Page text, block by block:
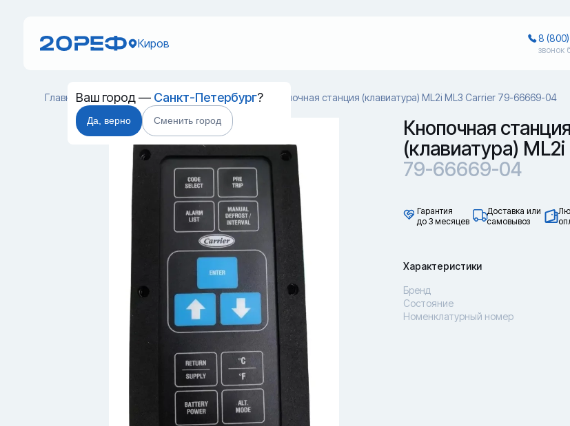
Киров
Ваш город — Санкт-Петербург?
Да, верно Сменить город
8
звонок
Главная Каталог Запчасти для контейнеров Кнопочная станция (клавиатура) ML2i ML3 Carrier 79-66669-04
Кнопочная станция
(клавиатура)
79-66669-04
Гарантия
до 3 месяцев
Доставка или
самовывоз
Характеристики
Бренд
Состояние
Номенклатурный номер